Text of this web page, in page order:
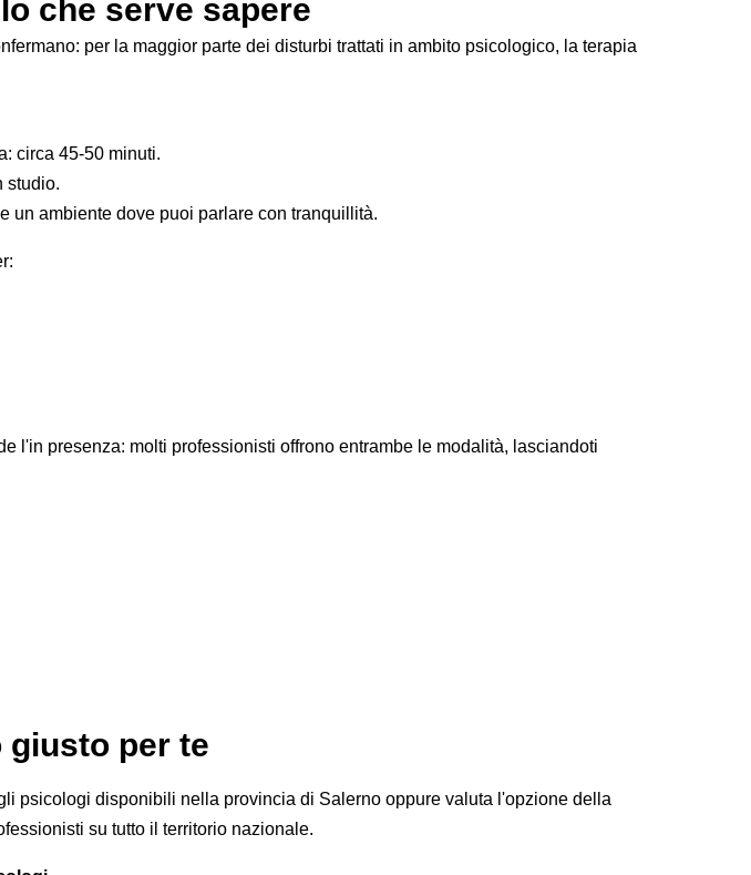
che serve sapere
per la maggior parte dei disturbi trattati in ambito psicologico, la terapia
circa 45-50 minuti.
studio.
un ambiente dove puoi parlare con tranquillità.
l'in presenza: molti professionisti offrono entrambe le modalità, lasciandoti
giusto per te
psicologi disponibili nella provincia di Salerno oppure valuta l'opzione della
su tutto il territorio nazionale.